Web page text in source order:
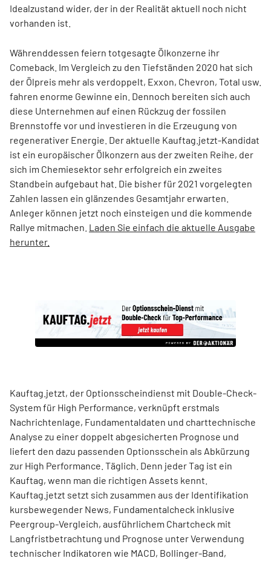
Idealzustand wider, der in der Realität aktuell noch nicht
vorhanden ist.
Währenddessen feiern totgesagte Ölkonzerne ihr
Comeback. Im Vergleich zu den Tiefständen 2020 hat sich
der Ölpreis mehr als verdoppelt, Exxon, Chevron, Total usw.
fahren enorme Gewinne ein. Dennoch bereiten sich auch
diese Unternehmen auf einen Rückzug der fossilen
Brennstoffe vor und investieren in die Erzeugung von
regenerativer Energie. Der aktuelle Kauftag.jetzt-Kandidat
ist ein europäischer Ölkonzern aus der zweiten Reihe, der
sich im Chemiesektor sehr erfolgreich ein zweites
Standbein aufgebaut hat. Die bisher für 2021 vorgelegten
Zahlen lassen ein glänzendes Gesamtjahr erwarten.
Anleger können jetzt noch einsteigen und die kommende
Rallye mitmachen. Laden Sie einfach die aktuelle Ausgabe
herunter.
Kauftag.jetzt, der Optionsscheindienst mit Double-Check-
System für High Performance, verknüpft erstmals
Nachrichtenlage, Fundamentaldaten und charttechnische
Analyse zu einer doppelt abgesicherten Prognose und
liefert den dazu passenden Optionsschein als Abkürzung
zur High Performance. Täglich. Denn jeder Tag ist ein
Kauftag, wenn man die richtigen Assets kennt.
Kauftag.jetzt setzt sich zusammen aus der Identifikation
kursbewegender News, Fundamentalcheck inklusive
Peergroup-Vergleich, ausführlichem Chartcheck mit
Langfristbetrachtung und Prognose unter Verwendung
technischer Indikatoren wie MACD, Bollinger-Band,